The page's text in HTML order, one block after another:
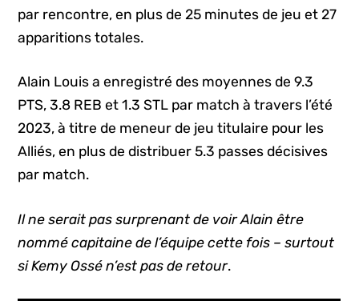
par rencontre, en plus de 25 minutes de jeu et 27
apparitions totales.
Alain Louis a enregistré des moyennes de 9.3
PTS, 3.8 REB et 1.3 STL par match à travers l’été
2023, à titre de meneur de jeu titulaire pour les
Alliés, en plus de distribuer 5.3 passes décisives
par match.
Il ne serait pas surprenant de voir Alain être
nommé capitaine de l’équipe cette fois – surtout
si Kemy Ossé n’est pas de retour.